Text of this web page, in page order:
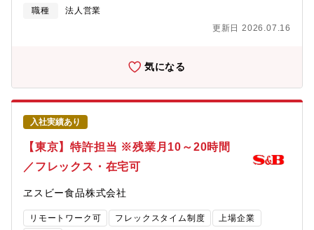
有)■4年連続ベースアップ2023年4月には13,000円/月、2024年4
月には14,000円/月、2025年4月には15,000円/月、2026年4月に
時行っております。今後もより良い労働環境や成長環境の整備を
をリードいただきます。単なる営業にとどまらず、戦略立案～顧
手量販店・GMS・スーパー各社との中長期的な関係構築・既存取
東日本エリアにおける営業戦略の推進・実行【配属組織】東日本
営業部【ポジションの魅力】■業界トップシェア商材強い商品力を
武器に、大手顧客とのビジネスをリード■プライム上場×急成長フ
ェーズ新工場稼働や販路拡大など変革フェーズに参画可能■裁量の
大きさ部長クラスとして戦略・営業・組織に影響力を発揮■長期的
な関係構築型営業単発ではなく、継続的に価値を発揮できる環境
【同社の特徴】～「大切なひとに、飲ませたいものだけを」をス
ローガンに、お客様の暮らしに寄り添う事業を推進～同社は1951
年創業のペットボトル飲料メーカーです。イオンや西友など大手
自のビジネスモデルで高品質、低価格を実現し、ミネラルウォー
ターの製造では業界トップシェアを誇ります。業績も好調で22年
12月には東証スタンダード市場へ上場、23年6月には東証プライ
職種
法人営業
更新日 2026.07.16
気になる
入社実績あり
【東京】特許担当 ※残業月10～20時間
／フレックス・在宅可
ヱスビー食品株式会社
リモートワーク可 フレックスタイム制度 上場企業